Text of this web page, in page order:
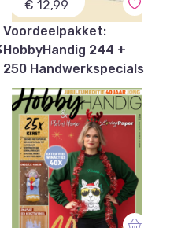
€ 12,99
Voordeelpakket:
HobbyHandig 244 +
250 Handwerkspecials